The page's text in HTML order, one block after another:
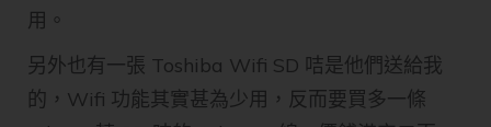
用。
另外也有一張 Toshiba Wifi SD 咭是他們送給我
的，Wifi 功能其實甚為少用，反而要買多一條